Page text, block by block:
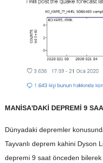
MANİSA'DAKİ DEPREMİ 9
Dünyadaki depremler
Tayvanlı deprem kahini Dyson
depremi 9 saat önceden bilerek